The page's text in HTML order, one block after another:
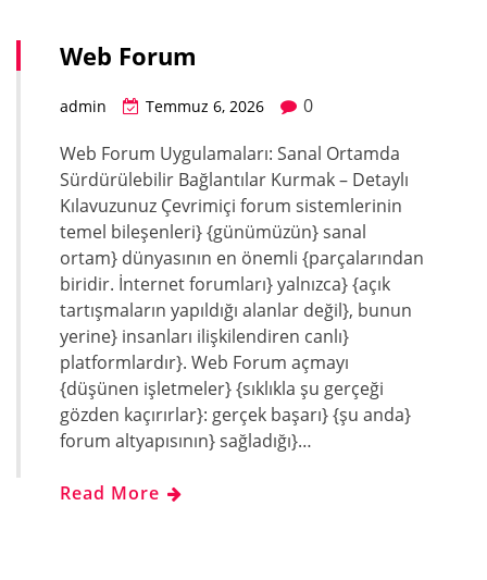
Web Forum
admin Temmuz 6, 2026
0
Web Forum Uygulamaları: Sanal Ortamda
Sürdürülebilir Bağlantılar Kurmak – Detaylı
Kılavuzunuz Çevrimiçi forum sistemlerinin
temel bileşenleri} {günümüzün} sanal
ortam} dünyasının en önemli {parçalarından
biridir. İnternet forumları} yalnızca} {açık
tartışmaların yapıldığı alanlar değil}, bunun
yerine} insanları ilişkilendiren canlı}
platformlardır}. Web Forum açmayı
{düşünen işletmeler} {sıklıkla şu gerçeği
gözden kaçırırlar}: gerçek başarı} {şu anda}
forum altyapısının} sağladığı}…
Read More